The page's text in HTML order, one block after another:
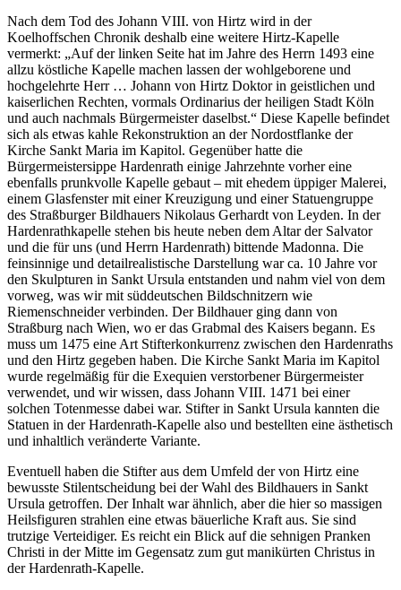
Nach dem Tod des Johann VIII. von Hirtz wird in der
Koelhoffschen Chronik deshalb eine weitere Hirtz-Kapelle
vermerkt: „Auf der linken Seite hat im Jahre des Herrn 1493 eine
allzu köstliche Kapelle machen lassen der wohlgeborene und
hochgelehrte Herr … Johann von Hirtz Doktor in geistlichen und
kaiserlichen Rechten, vormals Ordinarius der heiligen Stadt Köln
und auch nachmals Bürgermeister daselbst.“ Diese Kapelle befindet
sich als etwas kahle Rekonstruktion an der Nordostflanke der
Kirche Sankt Maria im Kapitol. Gegenüber hatte die
Bürgermeistersippe Hardenrath einige Jahrzehnte vorher eine
ebenfalls prunkvolle Kapelle gebaut – mit ehedem üppiger Malerei,
einem Glasfenster mit einer Kreuzigung und einer Statuengruppe
des Straßburger Bildhauers Nikolaus Gerhardt von Leyden. In der
Hardenrathkapelle stehen bis heute neben dem Altar der Salvator
und die für uns (und Herrn Hardenrath) bittende Madonna. Die
feinsinnige und detailrealistische Darstellung war ca. 10 Jahre vor
den Skulpturen in Sankt Ursula entstanden und nahm viel von dem
vorweg, was wir mit süddeutschen Bildschnitzern wie
Riemenschneider verbinden. Der Bildhauer ging dann von
Straßburg nach Wien, wo er das Grabmal des Kaisers begann. Es
muss um 1475 eine Art Stifterkonkurrenz zwischen den Hardenraths
und den Hirtz gegeben haben. Die Kirche Sankt Maria im Kapitol
wurde regelmäßig für die Exequien verstorbener Bürgermeister
verwendet, und wir wissen, dass Johann VIII. 1471 bei einer
solchen Totenmesse dabei war. Stifter in Sankt Ursula kannten die
Statuen in der Hardenrath-Kapelle also und bestellten eine ästhetisch
und inhaltlich veränderte Variante.
Eventuell haben die Stifter aus dem Umfeld der von Hirtz eine
bewusste Stilentscheidung bei der Wahl des Bildhauers in Sankt
Ursula getroffen. Der Inhalt war ähnlich, aber die hier so massigen
Heilsfiguren strahlen eine etwas bäuerliche Kraft aus. Sie sind
trutzige Verteidiger. Es reicht ein Blick auf die sehnigen Pranken
Christi in der Mitte im Gegensatz zum gut manikürten Christus in
der Hardenrath-Kapelle.